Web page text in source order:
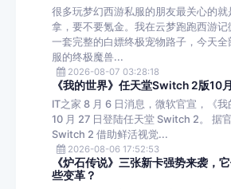
很多玩梦幻西游私服的朋友最关心的就
拿，要不要氪金。我在云梦跑跑西游记
一套完整的白嫖终极宠物路子，今天
服的终极魔兽...
2026-08-07 03:28:18
《我的世界》任天堂Switch 2版10
IT之家 8 月 6 日消息，微软官宣，《
10 月 27 日登陆任天堂 Switch 2。 据
Switch 2 借助鲜活视觉...
2026-08-06 17:52:53
《炉石传说》三张新卡强势来袭，
些变革？